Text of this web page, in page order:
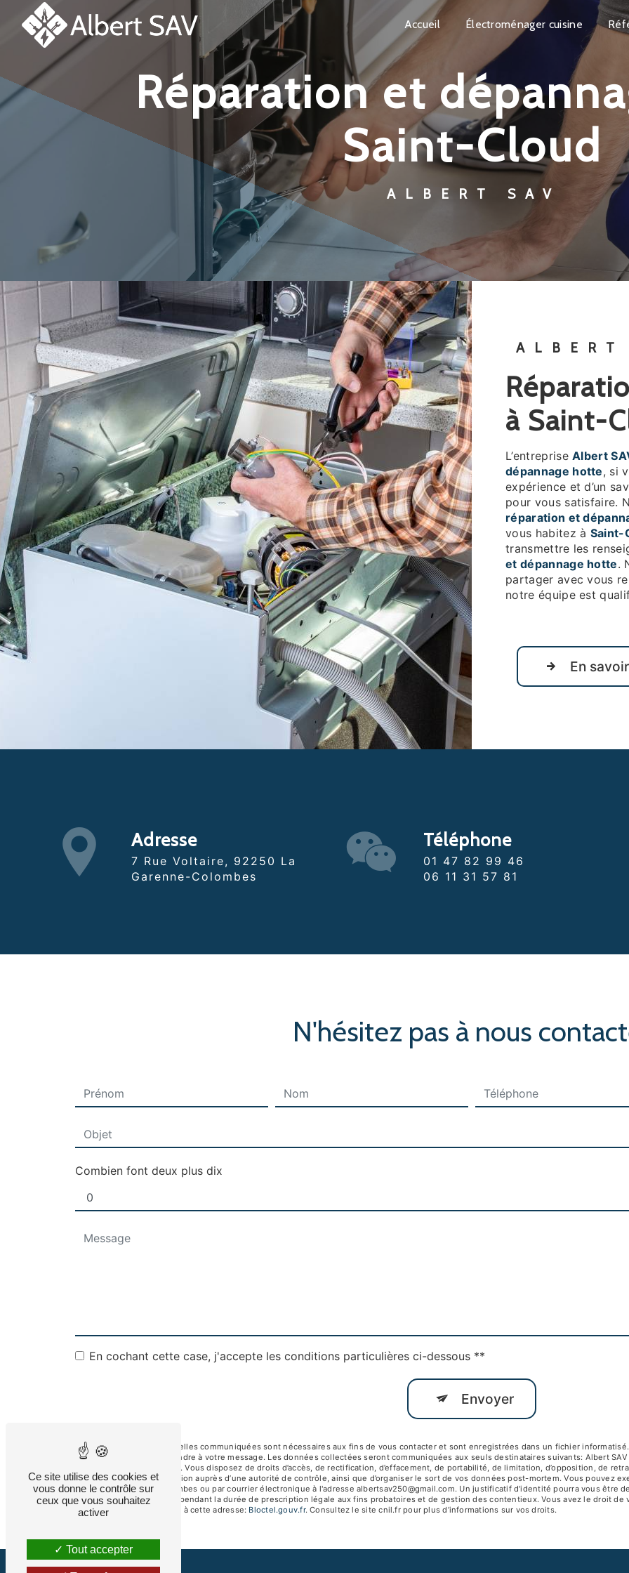
Accueil Électroménager cuisine
réparation et dépannage hotte
Saint-Cloud
ALBERT SAV
réparation et dépannage hotte
à Saint-
L’entrepriseAlbert
dépannage hotte, si
expérience et d’un
pour vous satisfaire.
réparation et
vous habitez à Saint-
transmettre les
et dépannage hotte.
partager avec vous
notre équipe est
En
Adresse
7 Rue Voltaire, 92250 La
Garenne-Colombes
Téléphone
01 47 82 99 46
06 11 31 57 81
N'hésitez pas à nous
Combien font deux plus dix
En cochant cette case, j'accepte les conditions particulières ci-dessous **
Envoyer
** Les données personnelles communiquées sont nécessaires aux fins de vous contacter et sont enregistrées dans un fichier
dans le seul but de répondre à votre message. Les données collectées seront communiquées aux seuls destinataires suivants: Albert
albertsav250@gmail.com. Vous disposez de droits d’accès, de rectification, d’effacement, de portabilité, de limitation, d’opposition, de
d’introduire une réclamation auprès d’une autorité de contrôle, ainsi que d’organiser le sort de vos données post-mortem. Vous pouvez
92250 La Garenne-Colombes ou par courrier électronique à l'adresse albertsav250@gmail.com. Un justificatif d'identité pourra vous être
de prise de contact puis pendant la durée de prescription légale aux fins probatoires et de gestion des contentieux. Vous avez le droit
téléphonique, disponible à cette adresse:
Bloctel.gouv.fr. Consultez le site cnil.fr pour plus d’informations sur vos droits.
Panneau de gestion des cookies
Ce site utilise des cookies et
vous donne le contrôle sur
ceux que vous souhaitez
activer
Tout accepter